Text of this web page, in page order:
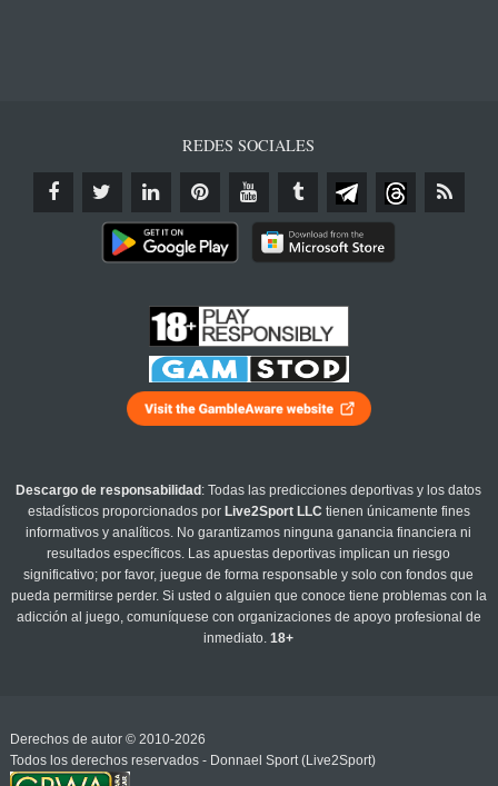
REDES SOCIALES
Descargo de responsabilidad : Todas las predicciones deportivas y los datos
estadísticos proporcionados por Live2Sport LLC tienen únicamente fines
informativos y analíticos. No garantizamos ninguna ganancia financiera ni
resultados específicos. Las apuestas deportivas implican un riesgo
significativo; por favor, juegue de forma responsable y solo con fondos que
pueda permitirse perder. Si usted o alguien que conoce tiene problemas con la
adicción al juego, comuníquese con organizaciones de apoyo profesional de
inmediato.18+
Derechos de autor © 2010-2026
Todos los derechos reservados - Donnael Sport (Live2Sport)